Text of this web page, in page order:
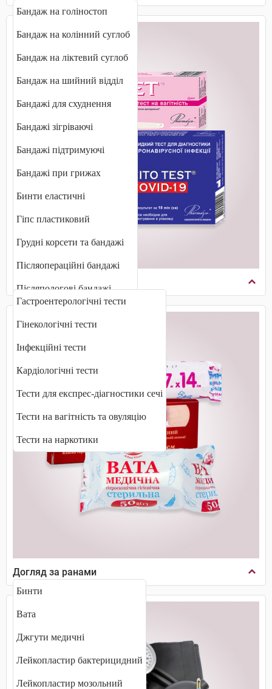
Бандаж на голіностоп
Бандаж на колінний суглоб
Бандаж на ліктевий суглоб
Бандаж на шийний відділ
Бандажі для схуднення
Бандажі зігріваючі
Бандажі підтримуючі
Бандажі при грижах
Бинти еластичні
Гіпс пластиковий
Грудні корсети та бандажі
Післяопераційні бандажі
Післяпологові бандажі
Гастроентерологічні тести
Гінекологічні тести
Інфекційні тести
Кардіологічні тести
Тести для експрес-діагностики сечі
Тести на вагітність та овуляцію
Тести на наркотики
Догляд за ранами
Бинти
Вата
Джгути медичні
Лейкопластир бактерицидний
Лейкопластир мозольний